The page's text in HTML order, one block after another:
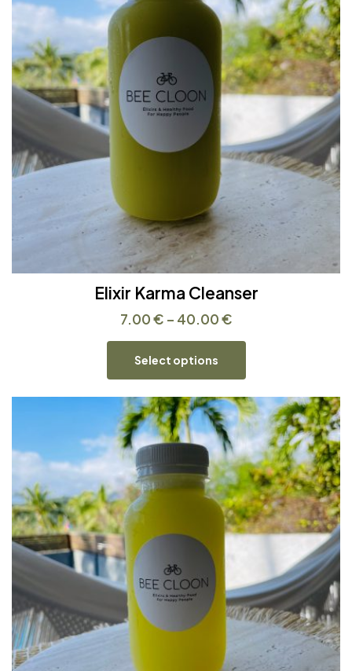
Elixir Karma Cleanser
7.00€ – 40.00€
Select options